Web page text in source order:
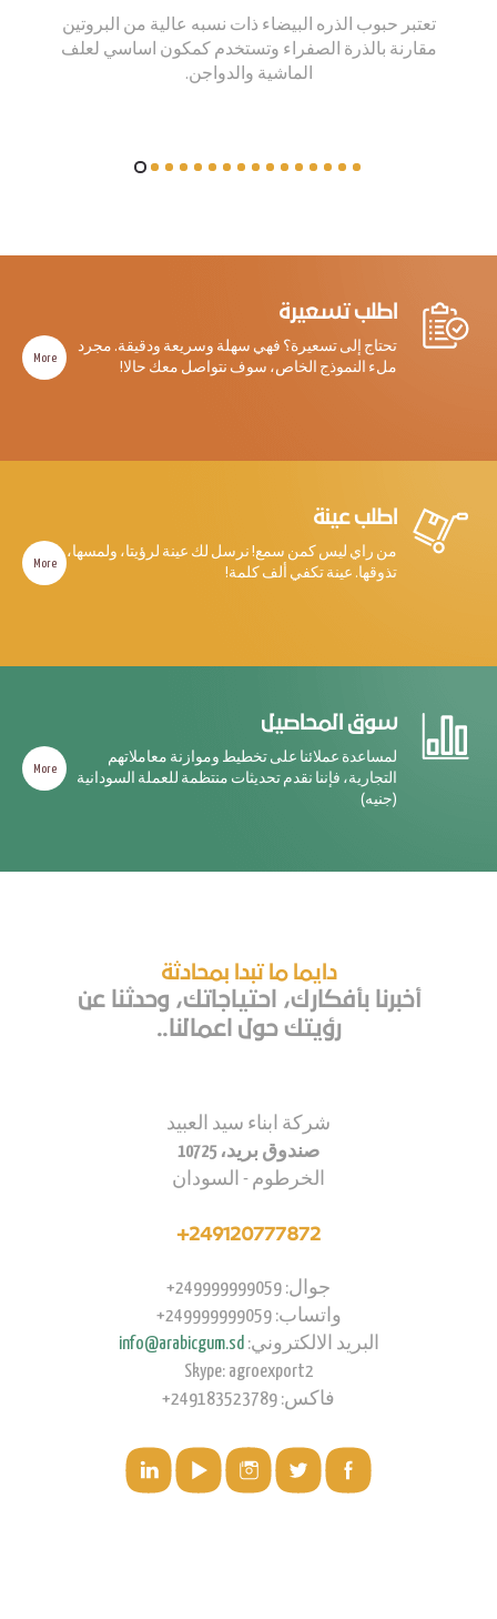
تعتبر حبوب الذره البيضاء ذات نسبه عالية من البروتين
مقارنة بالذرة الصفراء وتستخدم كمكون اساسي لعلف
الماشية والدواجن.
اطلب تسعيرة
تحتاج إلى تسعيرة؟ فهي سهلة وسريعة ودقيقة. مجرد
ملء النموذج الخاص، سوف نتواصل معك حالا!
More
اطلب عينة
من راي ليس كمن سمع! نرسل لك عينة لرؤيتا، ولمسها،
تذوقها. عينة تكفي ألف كلمة!
More
سوق المحاصيل
لمساعدة عملائنا على تخطيط وموازنة معاملاتهم
التجارية، فإننا نقدم تحديثات منتظمة للعملة السودانية
(جنيه)
More
دايما ما تبدا بمحادثة
أخبرنا بأفكارك، احتياجاتك، وحدثنا عن
رؤيتك حول اعمالنا..
شركة ابناء سيد العبيد
صندوق بريد، 10725
الخرطوم - السودان
249120777872+
جوال: 249999999059+
واتساب: 249999999059+
البريد الالكتروني:info@arabicgum.sd
Skype: agroexport2
فاكس: 249183523789+